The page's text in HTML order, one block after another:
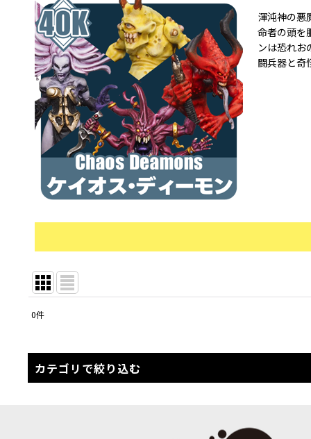
渾沌神の悪
命者の頭を
ンは恐れお
闘兵器と奇
在庫あり
並び順:
0件
カテゴリで絞り込む